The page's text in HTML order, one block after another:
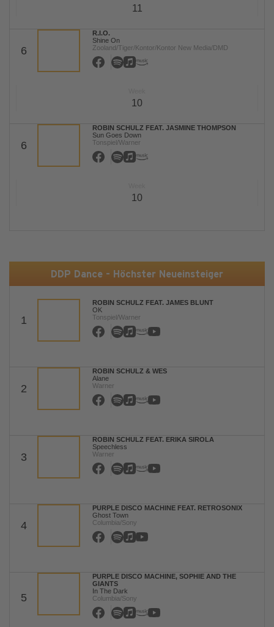
11
6
R.I.O.
Shine On
Zooland/Tiger/Kontor/Kontor New Media/DMD
10
6
ROBIN SCHULZ FEAT. JASMINE THOMPSON
Sun Goes Down
Tonspiel/Warner
10
DDP Dance - Höchster Neueinsteiger
1
ROBIN SCHULZ FEAT. JAMES BLUNT
OK
Tonspiel/Warner
2
ROBIN SCHULZ & WES
Alane
Warner
3
ROBIN SCHULZ FEAT. ERIKA SIROLA
Speechless
Warner
4
PURPLE DISCO MACHINE FEAT. RETROSONIX
Ghost Town
Columbia/Sony
5
PURPLE DISCO MACHINE, SOPHIE AND THE
GIANTS
In The Dark
Columbia/Sony